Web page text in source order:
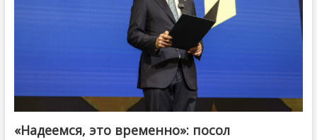
«Надеемся, это временно»: посол